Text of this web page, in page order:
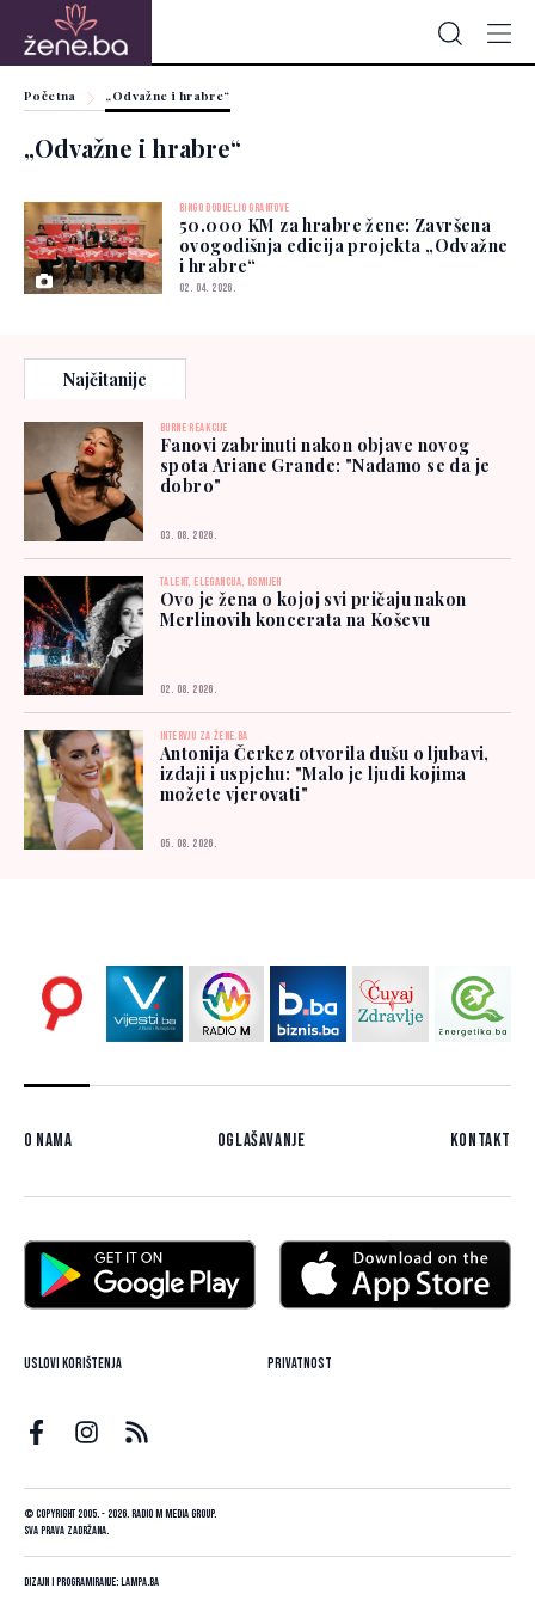
Početna „Odvažne i hrabre“
„Odvažne i hrabre“
BINGO DODIJELIO GRANTOVE
50.000 KM za hrabre žene: Završena
ovogodišnja edicija projekta „Odvažne
i hrabre“
02. 04. 2026.
Najčitanije
BURNE REAKCIJE
Fanovi zabrinuti nakon objave novog
spota Ariane Grande: "Nadamo se da je
dobro"
03. 08. 2026.
TALENT, ELEGANCIJA, OSMIJEH
Ovo je žena o kojoj svi pričaju nakon
Merlinovih koncerata na Koševu
02. 08. 2026.
INTERVJU ZA ŽENE.BA
Antonija Čerkez otvorila dušu o ljubavi,
izdaji i uspjehu: "Malo je ljudi kojima
možete vjerovati"
05. 08. 2026.
O nama Oglašavanje Kontakt
Uslovi korištenja Privatnost
© Copyright 2005. - 2026. Radio M Media Group.
Sva prava zadržana.
Dizajn i programiranje:Lampa.ba